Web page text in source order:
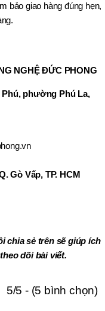
bảo giao hàng đúng hẹn,
NGHỆ ĐỨC PHONG
Phú, phường Phú La,
Gò Vấp, TP. HCM
chia sẻ trên sẽ giúp ích
dõi bài viết.
5/5 - (5 bình chọn)